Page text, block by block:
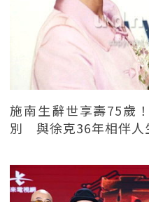
施南生辭世享壽75歲
別 與徐克36年相伴人